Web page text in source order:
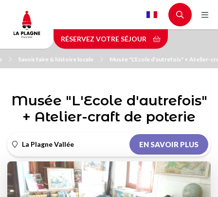
contenu
principal
RÉSERVEZ VOTRE SÉJOUR
Savoir faire & histoire locale Musée "L'Ecole d'autrefois" + Atelier-
Musée "L'Ecole d'autrefois"
+ Atelier-craft de poterie
La Plagne Vallée EN SAVOIR PLUS